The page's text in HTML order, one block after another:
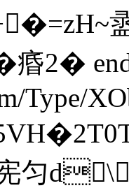
痻2�
Type/
匀